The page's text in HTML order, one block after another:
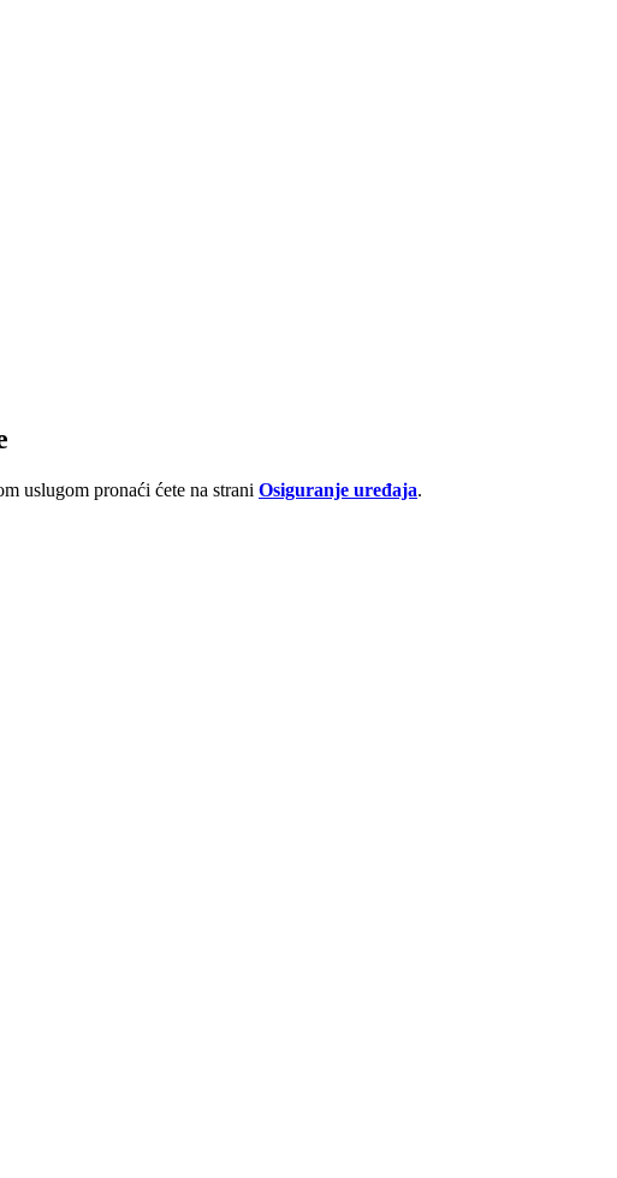
uslugom pronaći ćete na strani Osiguranje uređaja.